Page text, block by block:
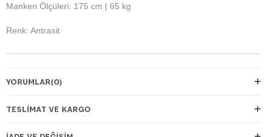
Manken Ölçüleri: 175 cm | 65 kg
Renk: Antrasit
YORUMLAR(0)
TESLIMAT VE KARGO